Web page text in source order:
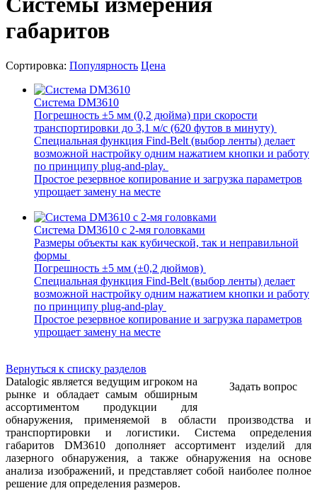
габаритов
Сортировка: Популярность Цена
Система DM3610
Погрешность ±5 мм (0,2 дюйма) при скорости
транспортировки до 3,1 м/с (620 футов в минуту)
Специальная функция Find-Belt (выбор ленты) делает
возможной настройку одним нажатием кнопки и работу
по принципу plug-and-play.
Простое резервное копирование и загрузка параметров
упрощает замену на месте
Система DM3610 с 2-мя головками
Размеры объекты как кубической, так и неправильной
формы
Погрешность ±5 мм (±0,2 дюймов)
Специальная функция Find-Belt (выбор ленты) делает
возможной настройку одним нажатием кнопки и работу
по принципу plug-and-play
Простое резервное копирование и загрузка параметров
упрощает замену на месте
Вернуться к списку разделов
Задать вопрос
Datalogic является ведущим игроком на
рынке и обладает самым обширным
ассортиментом продукции для
обнаружения, применяемой в области производства и
транспортировки и логистики. Система определения
габаритов DM3610 дополняет ассортимент изделий для
лазерного обнаружения, а также обнаружения на основе
анализа изображений, и представляет собой наиболее полное
решение для определения размеров.